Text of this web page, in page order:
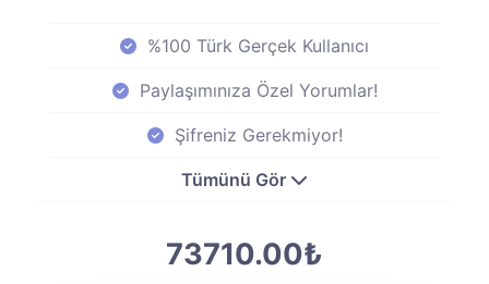
%100 Türk Gerçek Kullanıcı
Paylaşımınıza Özel Yorumlar!
Şifreniz Gerekmiyor!
Tümünü Gör
73710.00₺